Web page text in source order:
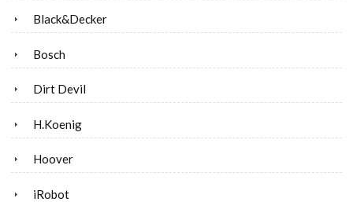
Black&Decker
Bosch
Dirt Devil
H.Koenig
Hoover
iRobot